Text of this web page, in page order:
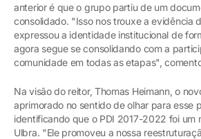
anterior é que o grupo partiu de um
consolidado. "Isso nos trouxe a evidência
expressou a identidade institucional de
agora segue se consolidando com a
comunidade em todas as etapas",
Na visão do reitor, Thomas Heimann, o
aprimorado no sentido de olhar para esse
identificando que o PDI 2017-2022 foi um
Ulbra. "Ele promoveu a nossa